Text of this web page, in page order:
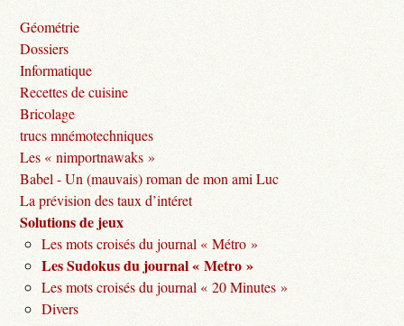
Géométrie
Dossiers
Informatique
Recettes de cuisine
Bricolage
trucs mnémotechniques
Les « nimportnawaks »
Babel - Un (mauvais) roman de mon ami Luc
La prévision des taux d’intéret
Solutions de jeux
Les mots croisés du journal « Métro »
Les Sudokus du journal « Metro »
Les mots croisés du journal « 20 Minutes »
Divers